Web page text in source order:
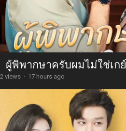
ผู้พิพากษาครับผมไม่ใช่เกย์
2 views · 17 hours ago